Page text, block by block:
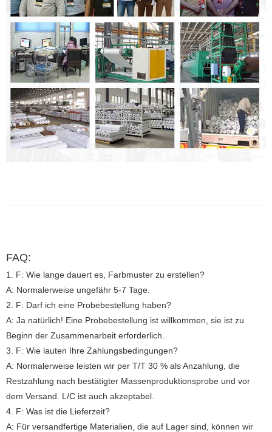
FAQ:
1. F: Wie lange dauert es, Farbmuster zu erstellen?
A: Normalerweise ungefähr 5-7 Tage.
2. F: Darf ich eine Probebestellung haben?
A: Ja natürlich! Eine Probebestellung ist willkommen, sie ist zu
Beginn der Zusammenarbeit erforderlich.
3. F: Wie lauten Ihre Zahlungsbedingungen?
A: Normalerweise leisten wir per T/T 30 % als Anzahlung, die
Restzahlung nach bestätigter Massenproduktionsprobe und vor
dem Versand. L/C ist auch akzeptabel.
4. F: Was ist die Lieferzeit?
A: Für versandfertige Materialien, die auf Lager sind, können wir